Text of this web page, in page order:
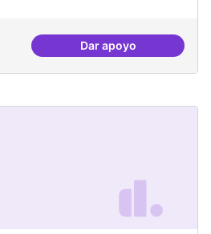
Dar apoyoSalut Comunitària